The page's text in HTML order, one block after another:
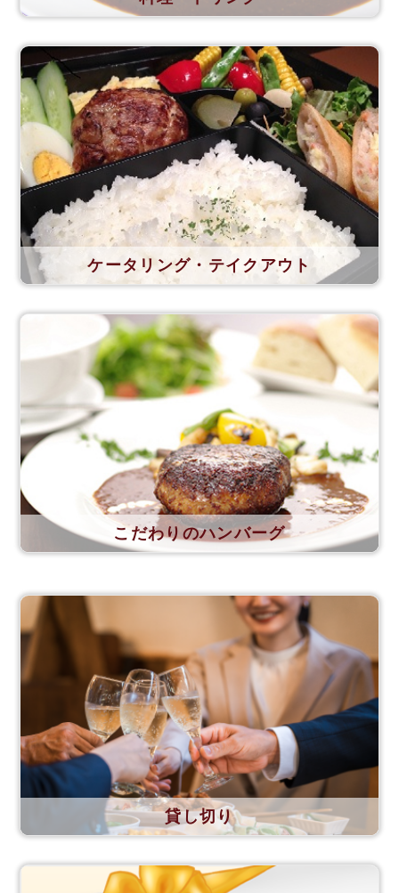
ケータリング・テイクアウト
こだわりのハンバーグ
貸し切り